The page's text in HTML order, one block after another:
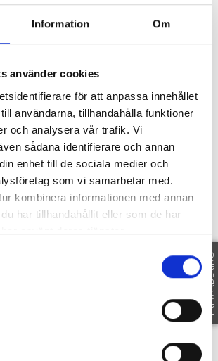
Information Om
använder cookies
för att anpassa innehållet
användarna, tillhandahålla funktioner
och analysera vår trafik. Vi
sådana identifierare och annan
enhet till de sociala medier och
som vi samarbetar med.
kombinera informationen med annan
har tillhandahållit eller som de har
använt deras tjänster.
FRI VÄRDERING